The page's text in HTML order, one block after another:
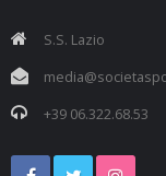
S.S. Lazio
+39 06.322.68.53